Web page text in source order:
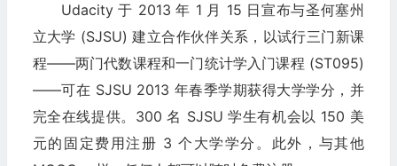
Udacity 于 2013 年 1 月 15 日宣布与圣何塞州
立大学 (SJSU) 建立合作伙伴关系，以试行三门新课
程——两门代数课程和一门统计学入门课程 (ST095)
——可在 SJSU 2013 年春季学期获得大学学分，并
完全在线提供。300 名 SJSU 学生有机会以 150 美
元的固定费用注册 3 个大学学分。此外，与其他